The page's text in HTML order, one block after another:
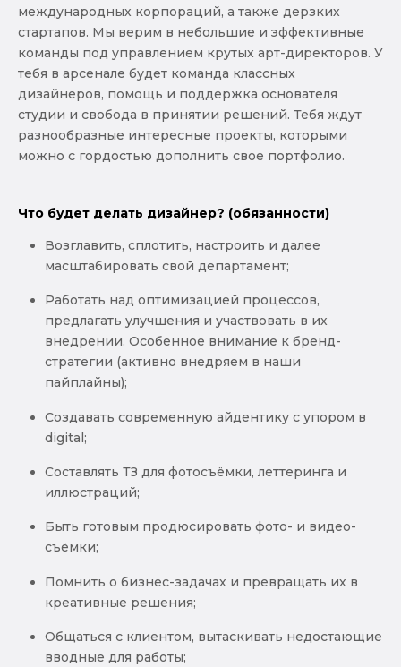
международных корпораций, а также дерзких
стартапов. Мы верим в небольшие и эффективные
команды под управлением крутых арт-директоров. У
тебя в арсенале будет команда классных
дизайнеров, помощь и поддержка основателя
студии и свобода в принятии решений. Тебя ждут
разнообразные интересные проекты, которыми
можно с гордостью дополнить свое портфолио.
Что будет делать дизайнер? (обязанности)
Возглавить, сплотить, настроить и далее
масштабировать свой департамент;
Работать над оптимизацией процессов,
предлагать улучшения и участвовать в их
внедрении. Особенное внимание к бренд-
стратегии (активно внедряем в наши
пайплайны);
Создавать современную айдентику с упором в
digital;
Составлять ТЗ для фотосъёмки, леттеринга и
иллюстраций;
Быть готовым продюсировать фото- и видео-
съёмки;
Помнить о бизнес-задачах и превращать их в
креативные решения;
Общаться с клиентом, вытаскивать недостающие
вводные для работы;